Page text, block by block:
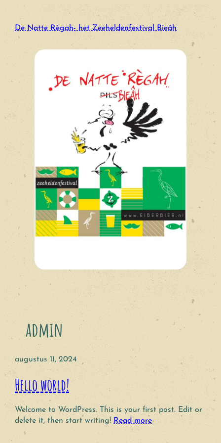
inhoud
De Natte Règah- het Zeeheldenfestival Bieâh
admin
augustus 11, 2024
Hello world!
Welcome to WordPress. This is your first post. Edit or
delete it, then start writing! Read more